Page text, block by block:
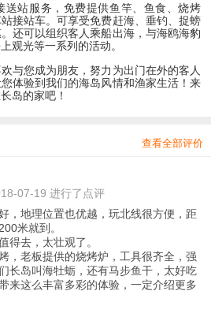
送站服务 ，免费提供鱼竿、鱼食、烧烤
接站车。可享受免费赶海、垂钓、捉螃
还可以组织客人乘船出海，与海鸥海豹
观光等一系列的活动。
与您成为朋友，努力为出门在外的客人
体验到我们的海岛风情和渔家生活！来
岛的家吧！
查看全部评价
07-19 进行了点评
，地理位置也优越，玩北线很方便，距
米就到。
得去，太壮观了。
，老板提供的烧烤炉，工具很齐全，强
长岛叫海牡蛎，还有马步鱼干，太好吃
来这么丰富多彩的体验，一定介绍更多